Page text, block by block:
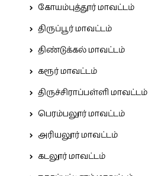
கோயம்புத்தூர் மாவட்டம்
திருப்பூர் மாவட்டம்
திண்டுக்கல் மாவட்டம்
கரூர் மாவட்டம்
திருச்சிராப்பள்ளி மாவட்டம்
பெரம்பலூர் மாவட்டம்
அரியலூர் மாவட்டம்
கடலூர் மாவட்டம்